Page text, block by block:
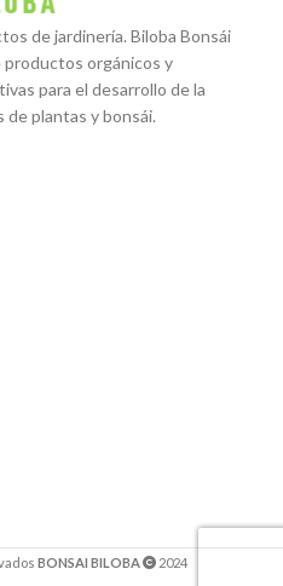
de jardinería. Biloba Bonsái
productos orgánicos y
para el desarrollo de la
de plantas y bonsái.
BONSAI BILOBA 2024